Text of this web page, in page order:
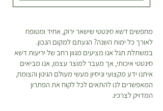
מתנה מעמותה
מתנות לאירועים לאורחים
מתנות קטנות לאורחים בר מצווה
תרומה לקהילה
.
₪
ל
1
מ
ט
להחזיר? אין שום בעיה! כל מוצר
שקיבלתם מאיתנו ניתן להחזרה או
החלפה כל עוד דווח בטווח של 48
שעות מקבלת המשלוח. ישנה עלות של
30 ש”ח בעבור המשלוח. במידה
ובחרתם להחזיר פריטים תהיה עלות
מחפשים דשא סינטטי שישאר ירוק, אחיד ומטופח
לאורך כל ימות השנה? הגעתם למקום הנכון.
במשתלת תגל אנו מציעים מגוון רחב של יריעות דשא
סינטטי איכותי, אך מעבר למוצר עצמו, אנו מביאים
איתנו ידע מקצועי וניסיון מעשי מעולם הגינון והצומח,
המאפשרים לנו להתאים לכל לקוח את הפתרון
המדויק לצרכיו.